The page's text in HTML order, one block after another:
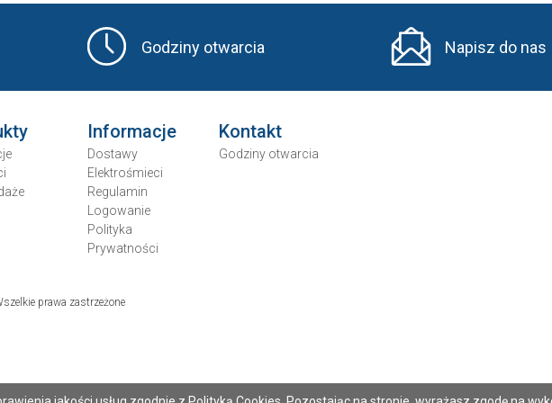
Godziny otwarcia Napisz do nas
Informacje
Dostawy
Elektrośmieci
Regulamin
Logowanie
Polityka
Prywatności
Kontakt
Godziny otwarcia
prawa zastrzeżone